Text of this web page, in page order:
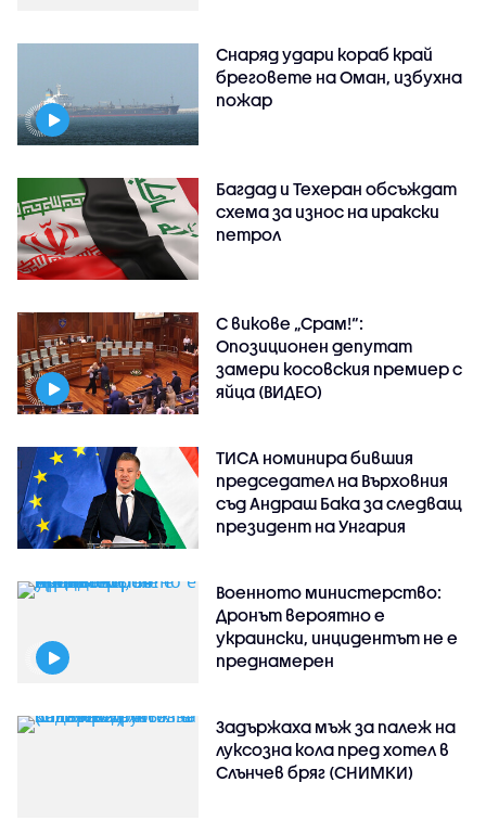
Снаряд удари кораб край
бреговете на Оман, избухна
пожар
Багдад и Техеран обсъждат
схема за износ на иракски
петрол
С викове „Срам!“:
Опозиционен депутат
замери косовския премиер с
яйца (ВИДЕО)
ТИСА номинира бившия
председател на Върховния
съд Андраш Бака за следващ
президент на Унгария
Военното министерство:
Дронът вероятно е
украински, инцидентът не е
преднамерен
Задържаха мъж за палеж на
луксозна кола пред хотел в
Слънчев бряг (СНИМКИ)